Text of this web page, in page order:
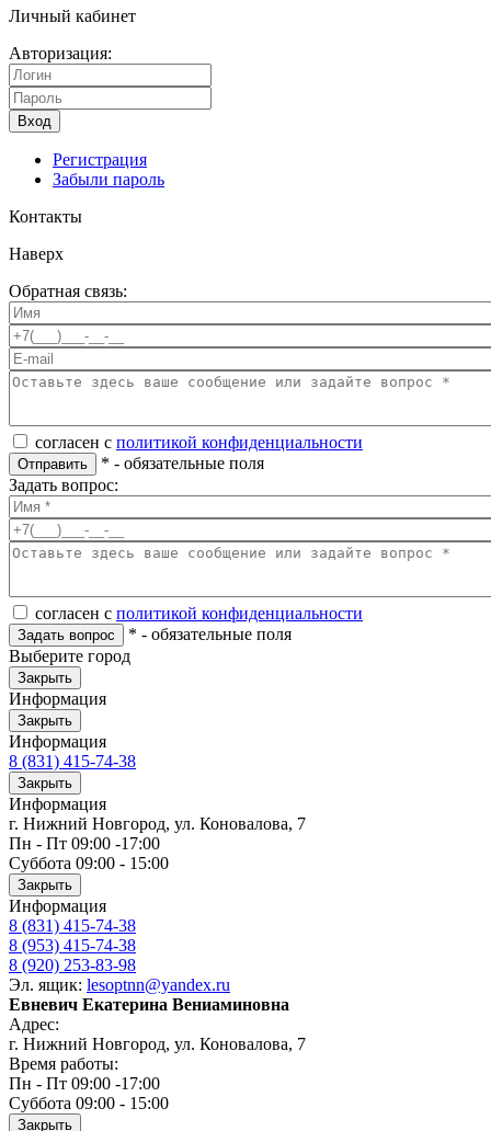
Личный кабинет
Авторизация:
Вход
Регистрация
Забыли пароль
Контакты
Наверх
Обратная связь:
согласен с политикой конфиденциальности
Отправить * - обязательные поля
Задать вопрос:
согласен с политикой конфиденциальности
Задать вопрос * - обязательные поля
Выберите город
Закрыть
Информация
Закрыть
Информация
8 (831) 415-74-38
Закрыть
Информация
г. Нижний Новгород, ул. Коновалова, 7
Пн - Пт 09:00 -17:00
Суббота 09:00 - 15:00
Закрыть
Информация
8 (831) 415-74-38
8 (953) 415-74-38
8 (920) 253-83-98
Эл. ящик: lesoptnn@yandex.ru
Евневич Екатерина Вениаминовна
Адрес:
г. Нижний Новгород, ул. Коновалова, 7
Время работы:
Пн - Пт 09:00 -17:00
Суббота 09:00 - 15:00
Закрыть